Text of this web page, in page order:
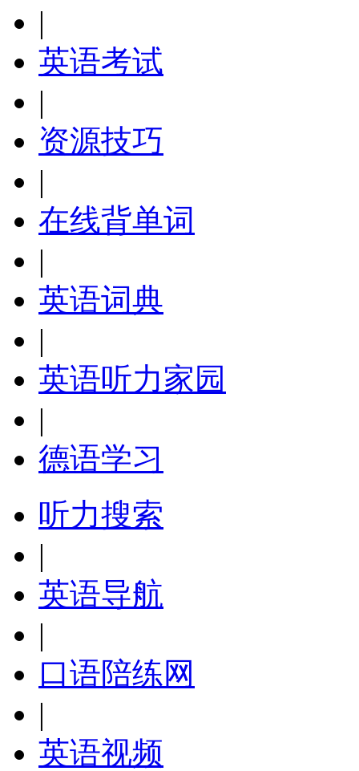
|
英语考试
|
资源技巧
|
在线背单词
|
英语词典
|
英语听力家园
|
德语学习
听力搜索
|
英语导航
|
口语陪练网
|
英语视频